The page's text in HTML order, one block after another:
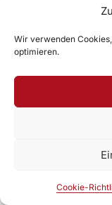
Wir verwenden
optimieren.
Cookie-